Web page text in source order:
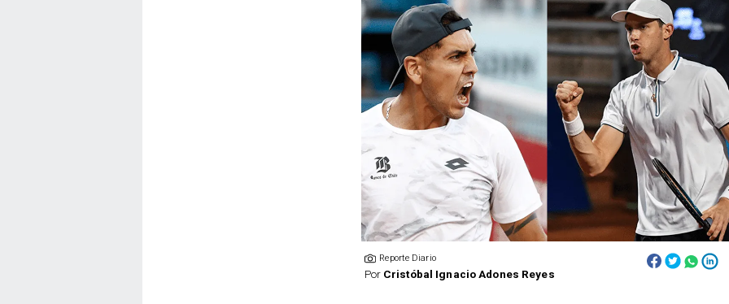
Reporte Diario
Por Cristóbal Ignacio Adones Reyes